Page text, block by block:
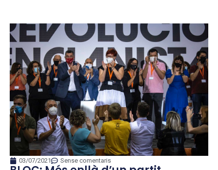
03/07/2021 Sense comentaris